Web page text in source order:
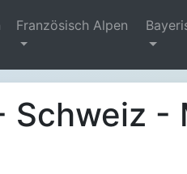
Französisch Alpen
Schweiz -